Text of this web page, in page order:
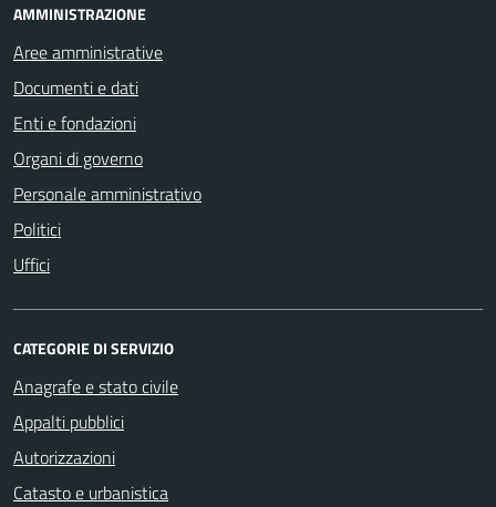
AMMINISTRAZIONE
Aree amministrative
Documenti e dati
Enti e fondazioni
Organi di governo
Personale amministrativo
Politici
Uffici
CATEGORIE DI SERVIZIO
Anagrafe e stato civile
Appalti pubblici
Autorizzazioni
Catasto e urbanistica